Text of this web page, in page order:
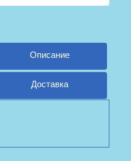
Описание
Доставка